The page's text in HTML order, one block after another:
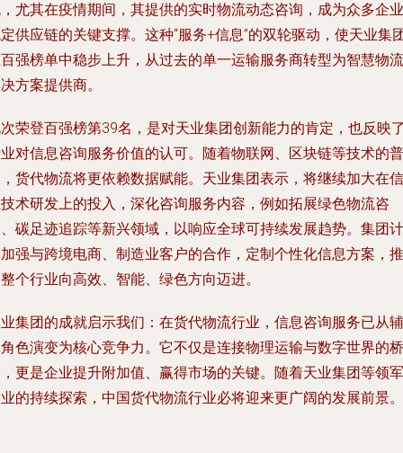
尤其在疫情期间，其提供的实时物流动态咨询，成为众多企业
供应链的关键支撑。这种“服务+信息”的双轮驱动，使天业集
强榜单中稳步上升，从过去的单一运输服务商转型为智慧物流
方案提供商。
荣登百强榜第39名，是对天业集团创新能力的肯定，也反映
对信息咨询服务价值的认可。随着物联网、区块链等技术的普
货代物流将更依赖数据赋能。天业集团表示，将继续加大在信
术研发上的投入，深化咨询服务内容，例如拓展绿色物流咨
碳足迹追踪等新兴领域，以响应全球可持续发展趋势。集团计
强与跨境电商、制造业客户的合作，定制个性化信息方案，推
个行业向高效、智能、绿色方向迈进。
集团的成就启示我们：在货代物流行业，信息咨询服务已从辅
色演变为核心竞争力。它不仅是连接物理运输与数字世界的桥
更是企业提升附加值、赢得市场的关键。随着天业集团等领军
的持续探索，中国货代物流行业必将迎来更广阔的发展前景。